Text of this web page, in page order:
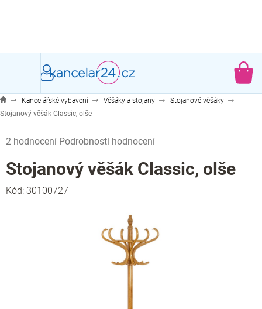
Kancelářské vybavení Věšáky a stojany
Stojanové věšáky
Stojanový věšák Classic, olše
hodnocení
produktu
je
4,0
2 hodnocení Podrobnosti hodnocení
Stojanový věšák Classic, olše
Kód: 30100727